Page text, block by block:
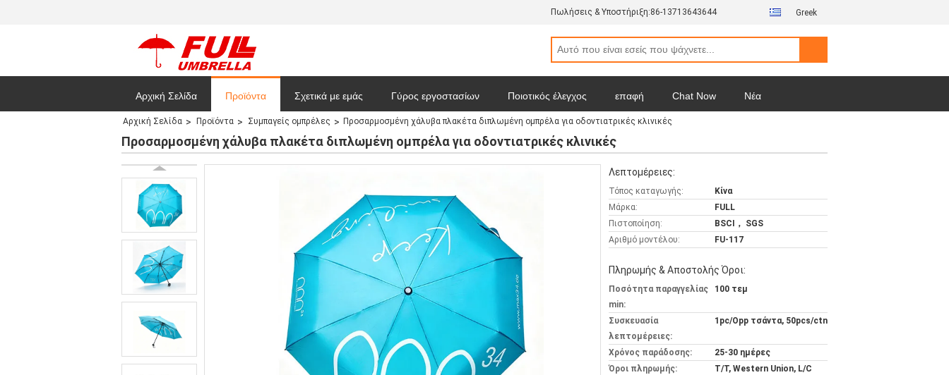
Πωλήσεις & Υποστήριξη:86-13713643644 Greek
Αρχική Σελίδα Προϊόντα Σχετικά με εμάς Γύρος εργοστασίων Ποιοτικός έλεγχος επαφή Chat Now Νέα
Sitemap Πολιτική Απορρήτου Όλες οι περιπτώσεις
Αρχική Σελίδα Προϊόντα Συμπαγείς ομπρέλες Προσαρμοσμένη χάλυβα πλακέτα διπλωμένη ομπρέλα για οδοντιατρικές κλινικές
Προσαρμοσμένη χάλυβα πλακέτα διπλωμένη ομπρέλα για οδοντιατρικές κλινικές
Λεπτομέρειες:
Τόπος καταγωγής:
Κίνα
Μάρκα:
FULL
Πιστοποίηση:
BSCI， SGS
Αριθμό μοντέλου:
FU-117
Πληρωμής & Αποστολής Όροι:
Ποσότητα παραγγελίας
min:
100 τεμ
Συσκευασία
λεπτομέρειες:
1pc/Opp τσάντα, 50pcs/ctn
Χρόνος παράδοσης:
25-30 ημέρες
Όροι πληρωμής:
T/T, Western Union, L/C